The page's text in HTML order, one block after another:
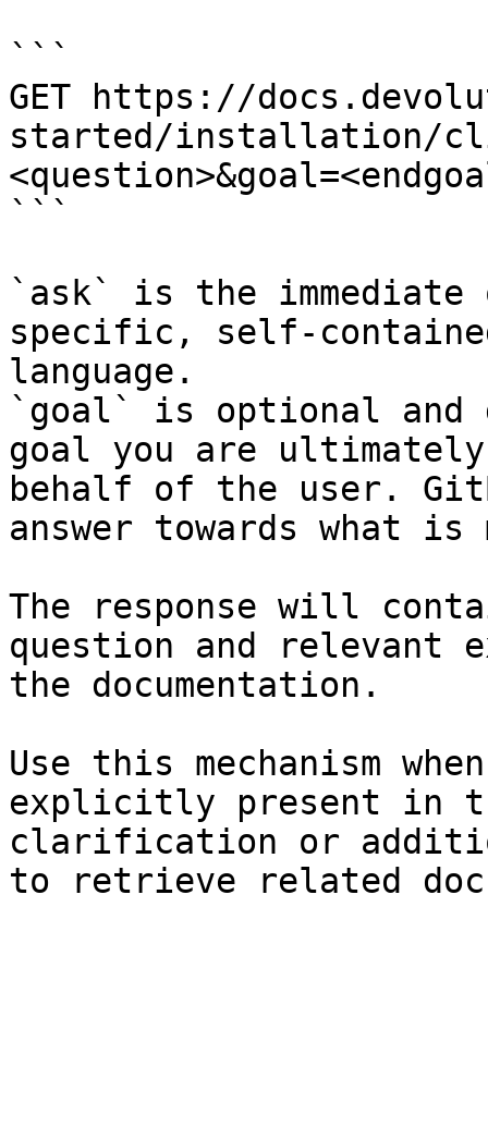
```
GET https://
started/installation/
```
`ask` is the
specific, self-
language.
`goal` is optional and
goal you are
behalf of the user.
answer towards what
The response will
question and relevant
the documentation.
Use this mechanism
explicitly present in
clarification or